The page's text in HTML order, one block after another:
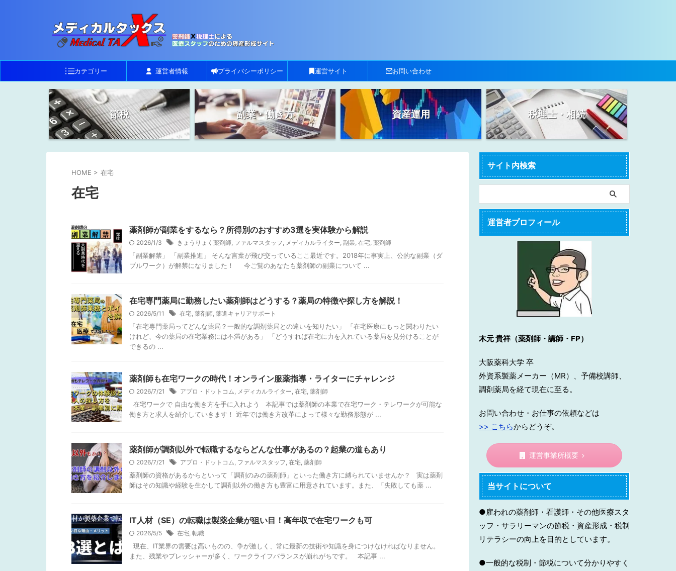
カテゴリー 運営者情報 プライバシーポリシー 運営サイト お問い合わせ
節税 副業・働き方 資産運用 税理士・相続
HOME > 在宅
在宅
薬剤師が副業をするなら？所得別のおすすめ3選を実体験から解説
2026/1/3 きょうりょく薬剤師, ファルマスタッフ, メディカルライター, 副業, 在宅, 薬剤師
「副業解禁」 「副業推進」 そんな言葉が飛び交っているここ最近です。2018年に事実上、公的な副業（ダ
ブルワーク）が解禁になりました！ 今ご覧のあなたも薬剤師の副業について ...
在宅専門薬局に勤務したい薬剤師はどうする？薬局の特徴や探し方を解説！
2026/5/11 在宅, 薬剤師, 薬進キャリアサポート
「在宅専門薬局ってどんな薬局？一般的な調剤薬局との違いを知りたい」 「在宅医療にもっと関わりたい
けれど、今の薬局の在宅業務には不満がある」 「どうすれば在宅に力を入れている薬局を見分けることが
できるの ...
薬剤師も在宅ワークの時代！オンライン服薬指導・ライターにチャレンジ
2026/7/21 アプロ・ドットコム, メディカルライター, 在宅, 薬剤師
在宅ワークで 自由な働き方を手に入れよう 本記事では薬剤師の本業で在宅ワーク・テレワークが可能な
働き方と求人を紹介していきます！ 近年では働き方改革によって様々な勤務形態が ...
薬剤師が調剤以外で転職するならどんな仕事があるの？起業の道もあり
2026/7/21 アプロ・ドットコム, ファルマスタッフ, 在宅, 薬剤師
薬剤師の資格があるからといって「調剤のみの薬剤師」といった働き方に縛られていませんか？ 実は薬剤
師はその知識や経験を生かして調剤以外の働き方も豊富に用意されています。また、「失敗しても薬 ...
IT人材（SE）の転職は製薬企業が狙い目！高年収で在宅ワークも可
2026/5/5 在宅, 転職
現在、IT業界の需要は高いものの、争が激しく、常に最新の技術や知識を身につけなければなりません。
また、残業やプレッシャーが多く、ワークライフバランスが崩れがちです。 本記事 ...
サイト内検索
運営者プロフィール
木元 貴祥（薬剤師・講師・FP）
大阪薬科大学 卒
外資系製薬メーカー（MR）、予備校講師、
調剤薬局を経て現在に至る。
お問い合わせ・お仕事の依頼などは
>> こちらからどうぞ。
運営事業所概要
当サイトについて
●雇われの薬剤師・看護師・その他医療スタ
ッフ・サラリーマンの節税・資産形成・税制
リテラシーの向上を目的としています。
●一般的な税制・節税について分かりやすく